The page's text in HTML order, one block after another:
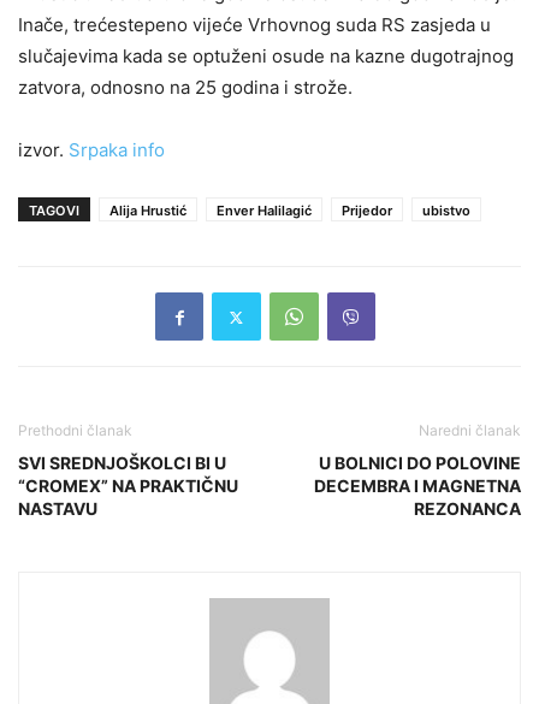
Inače, trećestepeno vijeće Vrhovnog suda RS zasjeda u
slučajevima kada se optuženi osude na kazne dugotrajnog
zatvora, odnosno na 25 godina i strože.
izvor. Srpaka info
TAGOVI Alija Hrustić Enver Halilagić Prijedor ubistvo
Prethodni članak
SVI SREDNJOŠKOLCI BI U
“CROMEX” NA PRAKTIČNU
NASTAVU
Naredni članak
U BOLNICI DO POLOVINE
DECEMBRA I MAGNETNA
REZONANCA